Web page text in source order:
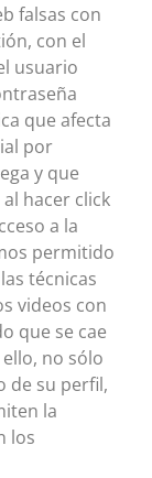
falsas con
con el
usuario
que afecta
por
y que
hacer click
a la
permitido
técnicas
videos con
que se cae
no sólo
de su perfil,
la
los